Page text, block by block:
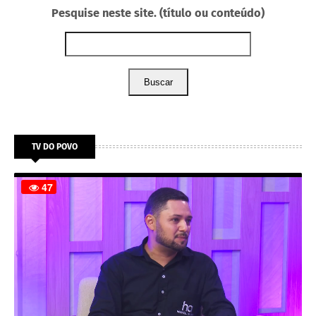
Pesquise neste site. (título ou conteúdo)
Buscar
TV DO POVO